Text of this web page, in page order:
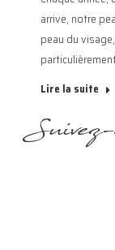
arrive, notre
peau du
Lire la suite
Suivez-